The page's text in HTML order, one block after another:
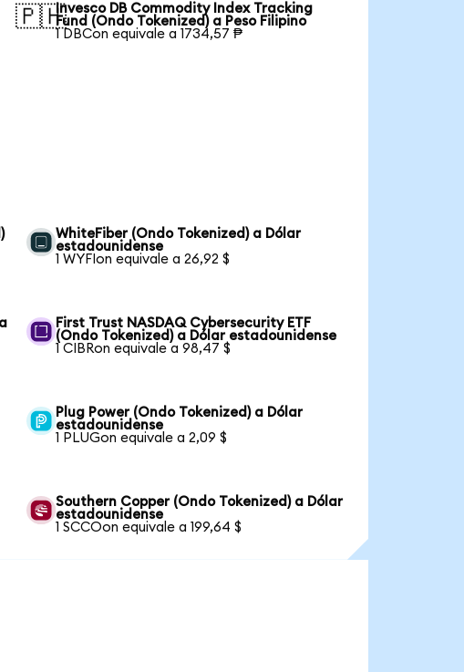
🇵🇭Invesco DB Commodity Index Tracking
Fund (Ondo Tokenized) a Peso Filipino
1 DBCon equivale a 1734,57 ₱
WhiteFiber (Ondo Tokenized) a Dólar
estadounidense
1 WYFIon equivale a 26,92 $
First Trust NASDAQ Cybersecurity ETF
(Ondo Tokenized) a Dólar estadounidense
1 CIBRon equivale a 98,47 $
Plug Power (Ondo Tokenized) a Dólar
estadounidense
1 PLUGon equivale a 2,09 $
Southern Copper (Ondo Tokenized) a Dólar
estadounidense
1 SCCOon equivale a 199,64 $